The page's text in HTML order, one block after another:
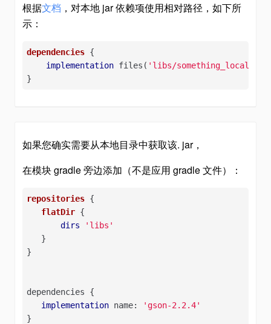
根据文档 ，对本地 jar 依赖项使用相对路径，如下所
示：
dependencies {
implementation files( 'libs/
}
如果您确实需要从本地目录中获取该. jar，
在模块 gradle 旁边添加（不是应用 gradle 文件）：
repositories {
flatDir {
dirs
'libs'
   }
}
dependencies {
implementation name:
'gson-2.2.4'
}